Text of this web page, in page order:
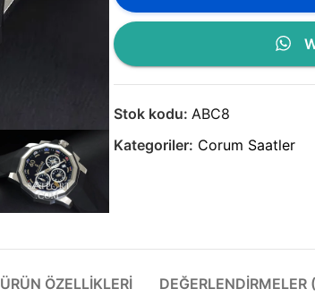
Stok kodu: ABC8
Kategoriler: Corum Saatler
ÜRÜN ÖZELLIKLERI DEĞERLENDIRMELER